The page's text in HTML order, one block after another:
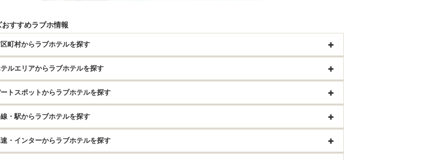
おすすめラブホ情報
町村からラブホテルを探す
ルエリアからラブホテルを探す
トスポットからラブホテルを探す
・駅からラブホテルを探す
・インターからラブホテルを探す